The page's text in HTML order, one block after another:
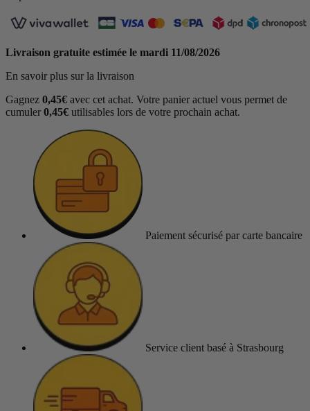
Livraison gratuite estimée le mardi 11/08/2026
En savoir plus sur la livraison
Gagnez 0,45€ avec cet achat. Votre panier actuel vous permet de
cumuler 0,45€ utilisables lors de votre prochain achat.
Paiement sécurisé par carte bancaire
Service client basé à Strasbourg